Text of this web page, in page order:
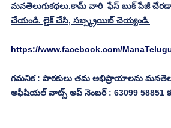
మనతెలుగుకథలు.కామ్ వారి  ఫేస్ బుక్ పేజీ
చేయండి. లైక్ చేసి, సబ్స్క్రయిబ్ చెయ్యండి.
https://www.facebook.com/
గమనిక : పాఠకులు తమ అభిప్రాయాలను
అఫీషియల్ వాట్స్ అప్ నెంబర్ : 63099 58851